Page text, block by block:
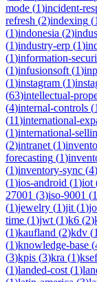
mode (1)incident-
refresh (2)indexing (1
(1)indonesia (2)
(1)industry-erp (1)
(1)information-
(1)infusionsoft (1)inp
(1)instagram (1)
(63)intellectual-
(4)internal-controls (1
(11)international-
(1)international-
(2)intranet (1)
forecasting (1)
(1)inventory-sync (4)
(1)ios-android (1)iot
27001 (3)iso-9001 (1
(1)jewelry (1)jit (1)
time (1)jwt (1)k6 (2)
(1)kaufland (2)kdv (1
(1)knowledge-base (
(3)kpis (3)kra (1)ksef
(1)landed-cost (1)